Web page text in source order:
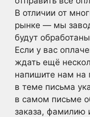
В отличии от
рынке — мы
будут
Если у вас
ждать ещё
напишите нам на
в теме письма
в самом письме
заказа, фамилию